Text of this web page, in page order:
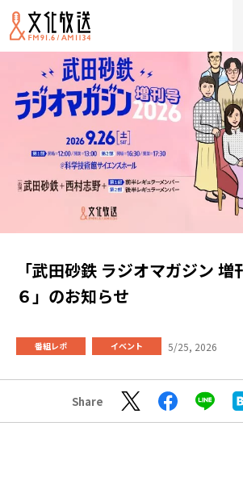
「武田砂鉄 ラジオマガジン 増
６」のお知らせ
番組レポ イベント 5/25, 2026
Share